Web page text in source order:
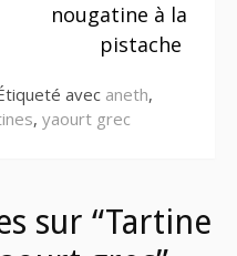
nougatine à la
pistache
avec aneth,
, yaourt grec
sur “Tartine